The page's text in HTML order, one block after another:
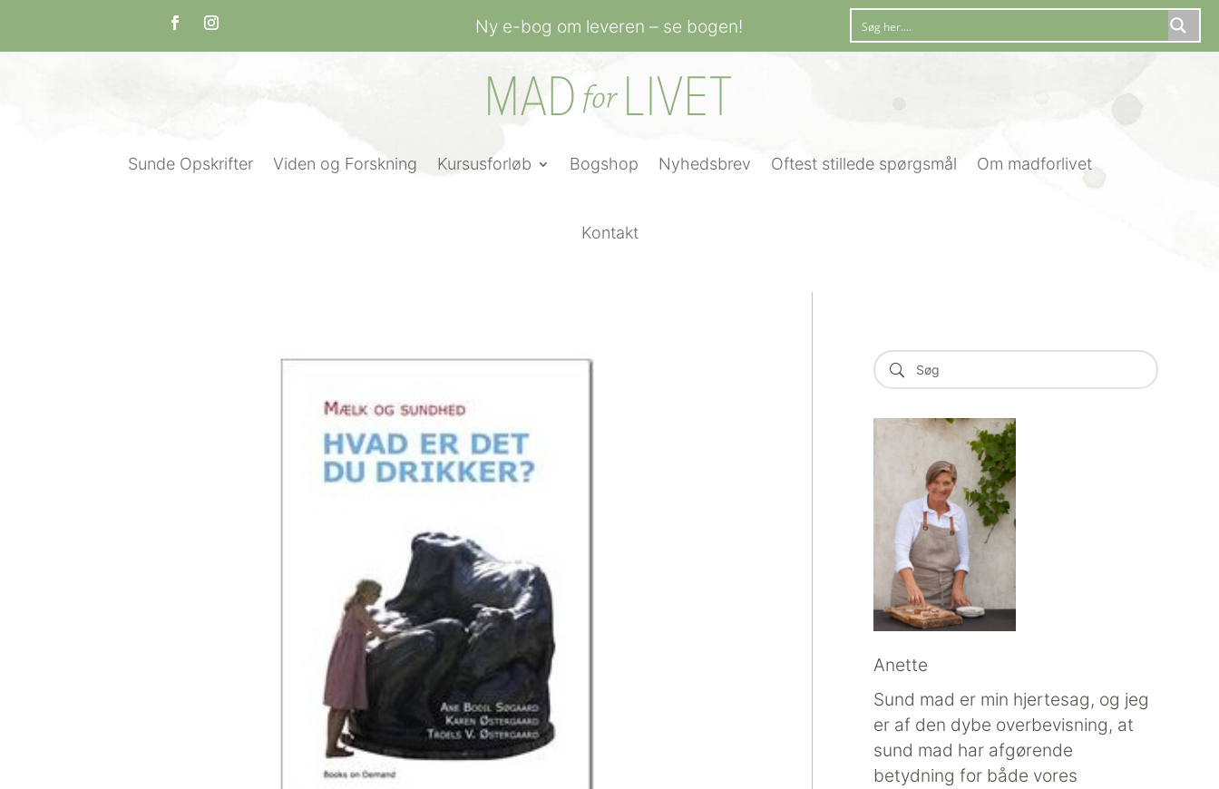
Ny e-bog om leveren – se bogen!
Sunde Opskrifter Viden og Forskning Kursusforløb Bogshop Nyhedsbrev Oftest stillede spørgsmål Om madforlivet
Kontakt
Anette
Sund mad er min hjertesag, og jeg
er af den dybe overbevisning, at
sund mad har afgørende
betydning for både vores